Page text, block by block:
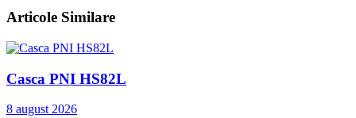
Articole Similare
Casca PNI HS82L
8 august 2026